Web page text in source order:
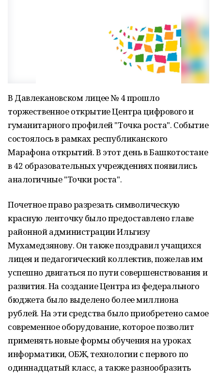
В Давлекановском лицее № 4 прошло
торжественное открытие Центра цифрового и
гуманитарного профилей "Точка роста". Событие
состоялось в рамках республиканского
Марафона открытий. В этот день в Башкотостане
в 42 образовательных учреждениях появились
аналогичные "Точки роста".
Почетное право разрезать символическую
красную ленточку было предоставлено главе
районной администрации Ильгизу
Мухамедзянову. Он также поздравил учащихся
лицея и педагогический коллектив, пожелав им
успешно двигаться по пути совершенствования и
развития. На создание Центра из федерального
бюджета было выделено более миллиона
рублей. На эти средства было приобретено самое
современное оборудование, которое позволит
применять новые формы обучения на уроках
информатики, ОБЖ, технологии с первого по
одиннадцатый класс, а также разнообразить